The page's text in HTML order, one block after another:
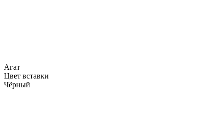
Агат
Цвет вставки
Чёрный